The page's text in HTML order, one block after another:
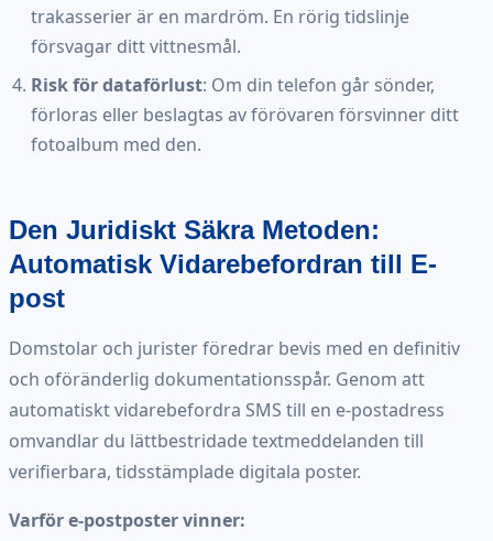
trakasserier är en mardröm. En rörig tidslinje
försvagar ditt vittnesmål.
Risk för dataförlust: Om din telefon går sönder,
förloras eller beslagtas av förövaren försvinner ditt
fotoalbum med den.
Den Juridiskt Säkra Metoden:
Automatisk Vidarebefordran till E-
post
Domstolar och jurister föredrar bevis med en definitiv
och oföränderlig dokumentationsspår. Genom att
automatiskt vidarebefordra SMS till en e-postadress
omvandlar du lättbestridade textmeddelanden till
verifierbara, tidsstämplade digitala poster.
Varför e-postposter vinner: